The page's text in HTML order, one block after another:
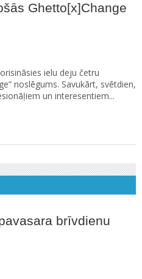
Ghetto[x]Change
ielu deju četru
noslēgums. Savukārt, svētdien,
un interesentiem...
brīvdienu